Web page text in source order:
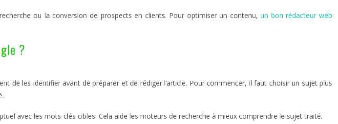
ou la conversion de prospects en clients. Pour optimiser un contenu,un bon rédacteur web
?
de les identifier avant de préparer et de rédiger l’article. Pour commencer, il faut choisir un sujet plus
avec les mots-clés cibles. Cela aide les moteurs de recherche à mieux comprendre le sujet traité.